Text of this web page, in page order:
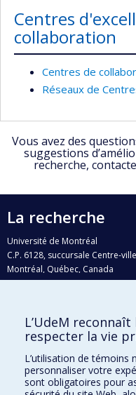
Centres
collaboration
Centres de
Réseaux de
Vous avez des
suggestions
recherche,
La recherche
Université de Montréal
C.P. 6128, succursale Centre-ville
Montréal, Québec, Canada
H3C 3J7
Qui fait quoi?
Nous trouver
Plan du site
L’UdeM
respecter la vie
L’utilisation de témoins
personnaliser votre
sont obligatoires pour